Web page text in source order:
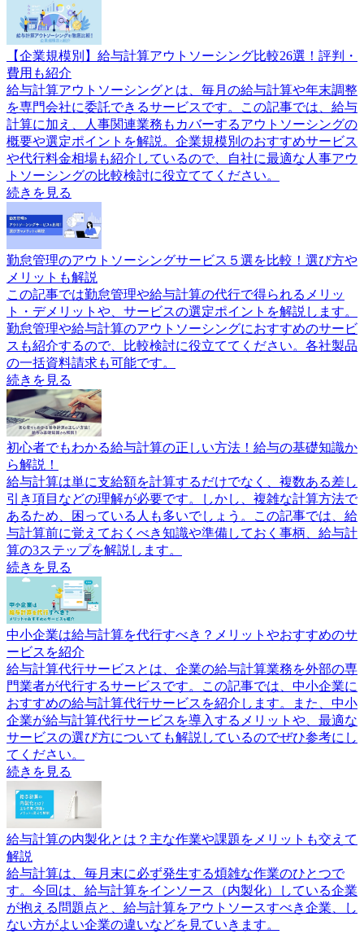
【企業規模別】給与計算アウトソーシング比較26選！評判・
費用も紹介
給与計算アウトソーシングとは、毎月の給与計算や年末調整
を専門会社に委託できるサービスです。この記事では、給与
計算に加え、人事関連業務もカバーするアウトソーシングの
概要や選定ポイントを解説。企業規模別のおすすめサービス
や代行料金相場も紹介しているので、自社に最適な人事アウ
トソーシングの比較検討に役立ててください。
続きを見る
勤怠管理のアウトソーシングサービス５選を比較！選び方や
メリットも解説
この記事では勤怠管理や給与計算の代行で得られるメリッ
ト・デメリットや、サービスの選定ポイントを解説します。
勤怠管理や給与計算のアウトソーシングにおすすめのサービ
スも紹介するので、比較検討に役立ててください。各社製品
の一括資料請求も可能です。
続きを見る
初心者でもわかる給与計算の正しい方法！給与の基礎知識か
ら解説！
給与計算は単に支給額を計算するだけでなく、複数ある差し
引き項目などの理解が必要です。しかし、複雑な計算方法で
あるため、困っている人も多いでしょう。この記事では、給
与計算前に覚えておくべき知識や準備しておく事柄、給与計
算の3ステップを解説します。
続きを見る
中小企業は給与計算を代行すべき？メリットやおすすめのサ
ービスを紹介
給与計算代行サービスとは、企業の給与計算業務を外部の専
門業者が代行するサービスです。この記事では、中小企業に
おすすめの給与計算代行サービスを紹介します。また、中小
企業が給与計算代行サービスを導入するメリットや、最適な
サービスの選び方についても解説しているのでぜひ参考にし
てください。
続きを見る
給与計算の内製化とは？主な作業や課題をメリットも交えて
解説
給与計算は、毎月末に必ず発生する煩雑な作業のひとつで
す。今回は、給与計算をインソース（内製化）している企業
が抱える問題点と、給与計算をアウトソースすべき企業、し
ない方がよい企業の違いなどを見ていきます。